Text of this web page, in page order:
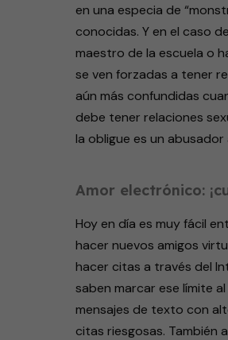
en una especia de
conocidas. Y en el caso
maestro de la escuela o
se ven forzadas a tener
aún más confundidas
debe tener relaciones
la obligue es un abusador
Amor electrónico:
Hoy en día es muy fácil
hacer nuevos amigos
hacer citas a través del
saben marcar ese límite
mensajes de texto con
citas riesgosas. También